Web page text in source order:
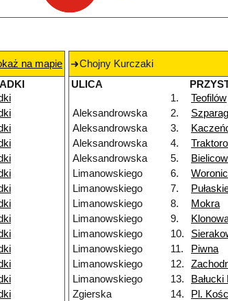
na mapie
Chojny Kurczaki
ULICA
1.
Teofilów
Aleksandrowska
2.
Aleksandrowska
3.
Aleksandrowska
4.
Aleksandrowska
5.
Limanowskiego
6.
Limanowskiego
7.
Limanowskiego
8. Mokra
Limanowskiego
9.
Limanowskiego
10.
Limanowskiego
11. Piwna
Limanowskiego
12.
Limanowskiego
13.
Zgierska
14. Pl.